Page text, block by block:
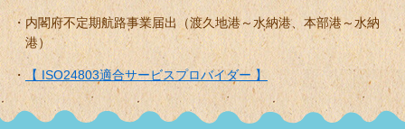
内閣府不定期航路事業届出（渡久地港～水納港、本部港～水納
港）
【 ISO24803適合サービスプロバイダー 】